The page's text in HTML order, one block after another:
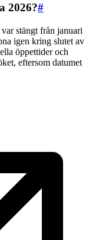
2026?#
stängt från januari
igen kring slutet av
öppettider och
eftersom datumet